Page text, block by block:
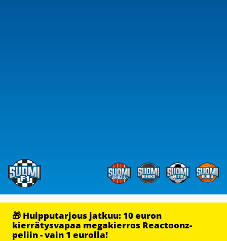
🎁 Huipputarjous jatkuu: 10 euron
kierrätysvapaa megakierros Reactoonz-
peliin - vain 1 eurolla!